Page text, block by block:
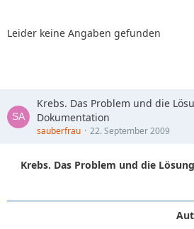
Leider keine Angaben gefunden
Krebs. Das Problem und die
Dokumentation
sauberfrau 22. September 2009
Krebs. Das Problem und die